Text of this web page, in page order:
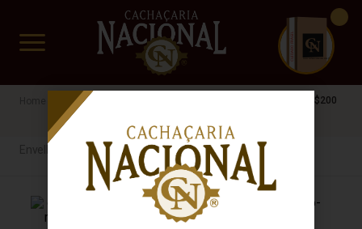
www.cachacarianacional.com.br
CUIDADO FRÁGIL
Cachaça R$100 a R$200